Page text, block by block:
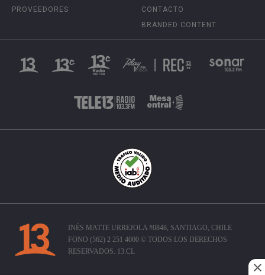
PROVEEDORES
CONTACTO
BRANDED CONTENT
INÉS MATTE URREJOLA #0848, SANTIAGO, CHILE
FONO (562) 2 251 4000 © TODOS LOS DERECHOS
RESERVADOS. 13.CL